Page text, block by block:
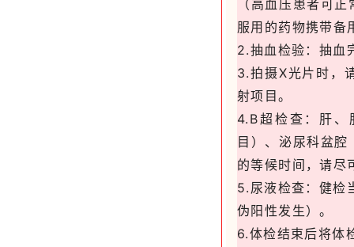
（高血压患者可
服用的药物携带备
2.抽血检验：抽血
3.拍摄X光片时，
射项目。
4.B超检查：肝
目）、泌尿科盆
的等候时间，请尽
5.尿液检查：健检
伪阳性发生）。
6.体检结束后将体